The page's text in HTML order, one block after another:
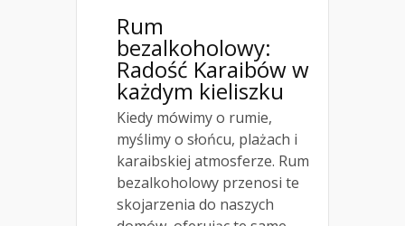
Rum
bezalkoholowy:
Radość Karaibów w
każdym kieliszku
Kiedy mówimy o rumie,
myślimy o słońcu, plażach i
karaibskiej atmosferze. Rum
bezalkoholowy przenosi te
skojarzenia do naszych